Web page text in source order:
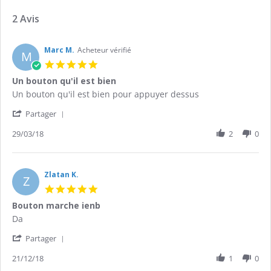
2 Avis
M Marc M. Acheteur vérifié
rating
Un bouton qu'il est bien
Review
Marc
on
Mar
2018
review
Un
qu'il
bien
Un bouton qu'il est bien pour appuyer dessus
Partager
Marc
on
29
Mar
2018
29/03/18 2 0
Z Zlatan K.
rating
Bouton marche ienb
Review
Zlatan
on
review
Bouton
ienb
Da
Partager
21/12/18 1 0